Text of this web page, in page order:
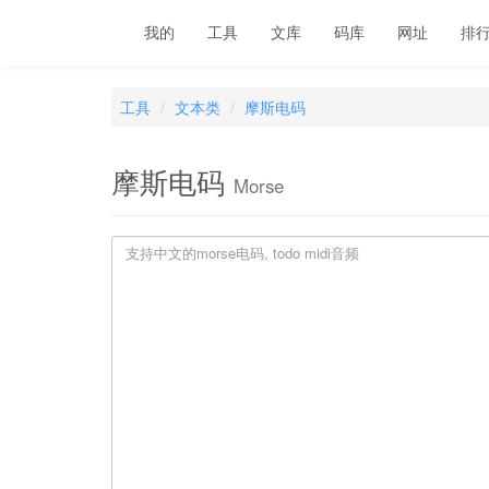
我的 工具 文库 码库 网址 排
工具 文本类 摩斯电码
摩斯电码 Morse